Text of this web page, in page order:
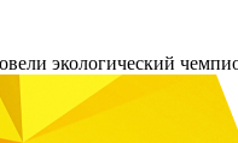
экологический